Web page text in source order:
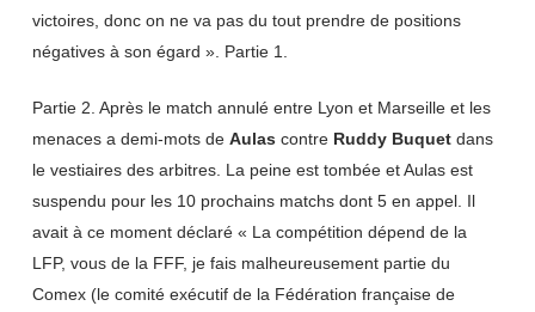
victoires, donc on ne va pas du tout prendre de positions
négatives à son égard ». Partie 1.
Partie 2. Après le match annulé entre Lyon et Marseille et les
menaces a demi-mots de Aulas contreRuddy Buquetdans
le vestiaires des arbitres. La peine est tombée et Aulas est
suspendu pour les 10 prochains matchs dont 5 en appel. Il
avait à ce moment déclaré « La compétition dépend de la
LFP, vous de la FFF, je fais malheureusement partie du
Comex (le comité exécutif de la Fédération française de